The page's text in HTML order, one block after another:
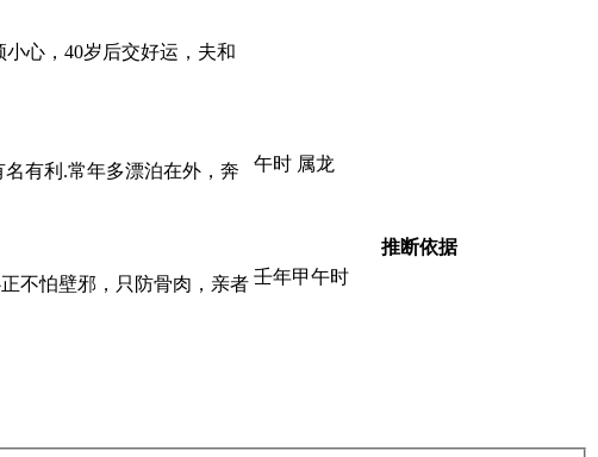
心，40岁后交好运，夫和
有利.常年多漂泊在外，奔
午时 属龙
推断依据
不怕壁邪，只防骨肉，亲者 壬年甲午时